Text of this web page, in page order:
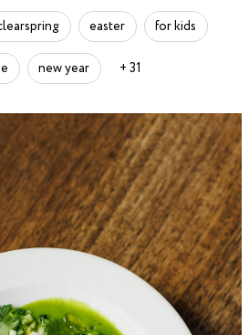
easter for kids
new year + 31